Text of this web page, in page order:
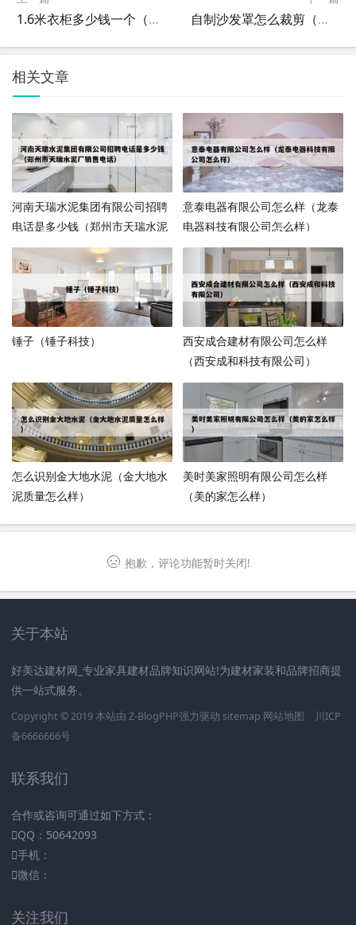
1.6米衣柜多少钱一个（衣柜门一般多少钱一米） 自制沙发罩怎么裁剪（怎么自己做沙发罩）
相关文章
河南天瑞水泥集团有限公司招聘
电话是多少钱（郑州市天瑞水泥
厂销售电话）
意泰电器有限公司怎么样（龙泰
电器科技有限公司怎么样）
锤子（锤子科技）
西安成合建材有限公司怎么样
（西安成和科技有限公司）
怎么识别金大地水泥（金大地水
泥质量怎么样）
美时美家照明有限公司怎么样
（美的家怎么样）
抱歉，评论功能暂时关闭!
关于本站
好美达建材网_专业家具建材品牌知识网站!为建材家装和品牌招商提
供一站式服务。
Copyright © 2019 本站由 Z-BlogPHP强力驱动 sitemap 网站地图
川ICP
备6666666号
联系我们
合作或咨询可通过如下方式：
QQ：50642093
手机：
微信：
关注我们